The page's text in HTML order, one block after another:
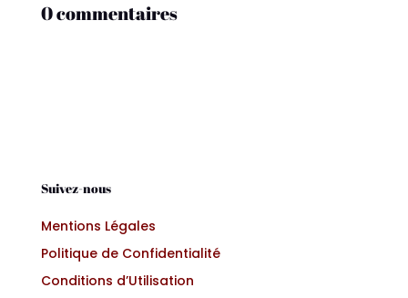
0 commentaires
Suivez-nous
Mentions Légales
Politique de Confidentialité
Conditions d’Utilisation